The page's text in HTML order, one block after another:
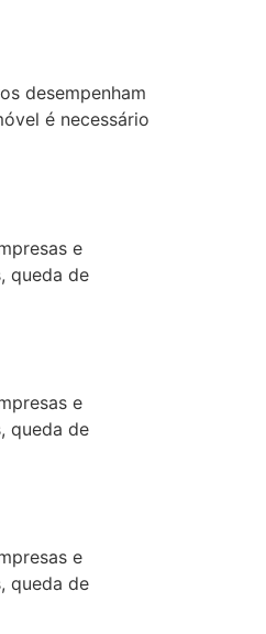
desempenham
é necessário
e
queda de
e
queda de
e
queda de